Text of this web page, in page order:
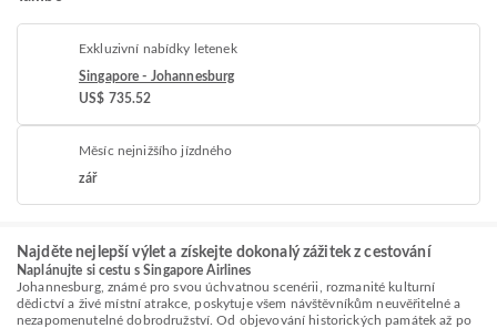
Exkluzivní nabídky letenek
Singapore - Johannesburg
US$ 735.52
Měsíc nejnižšího jízdného
zář
Najděte nejlepší výlet a získejte dokonalý zážitek z cestování
Naplánujte si cestu s Singapore Airlines
Johannesburg, známé pro svou úchvatnou scenérii, rozmanité kulturní
dědictví a živé místní atrakce, poskytuje všem návštěvníkům neuvěřitelné a
nezapomenutelné dobrodružství. Od objevování historických památek až po